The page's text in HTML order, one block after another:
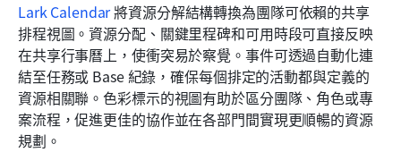
Lark Calendar 將資源分解結構轉換為團隊可依賴的共享
排程視圖。資源分配、關鍵里程碑和可用時段可直接反映
在共享行事曆上，使衝突易於察覺。事件可透過自動化連
結至任務或 Base 紀錄，確保每個排定的活動都與定義的
資源相關聯。色彩標示的視圖有助於區分團隊、角色或專
案流程，促進更佳的協作並在各部門間實現更順暢的資源
規劃。